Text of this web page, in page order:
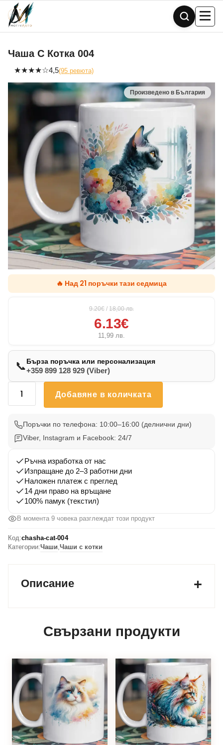
Skip
content
Чаша С Котка 004
★★★★☆4,5(95 ревюта)
🔥 Над 21 поръчки тази седмица
9.20€ / 18,00лв.
6.13€
11,99 лв.
📞Бърза поръчка или персонализация
+359 899 128 929 (Viber)
количество
Котка
Добавяне в количката
Поръчки по телефона: 10:00–16:00 (делнични дни)
Viber, Instagram и Facebook: 24/7
Ръчна изработка от нас
Изпращане до 2–3 работни дни
Наложен платеж с преглед
14 дни право на връщане
100% памук (текстил)
В момента 9 човека разглеждат този продукт
Код:chasha-cat-004
Категории:Чаши,Чаши с котки
Описание
Свързани продукти